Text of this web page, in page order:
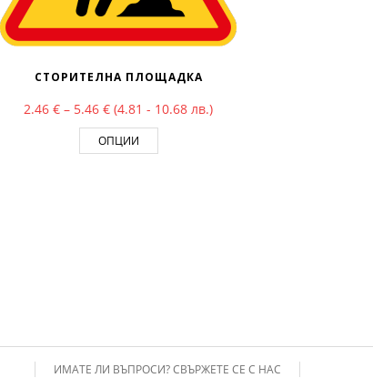
СТОРИТЕЛНА ПЛОЩАДКА
2.46 € – 5.46 €Price range: 2.46 € through 5.46 €
(4.81 - 10.68 лв.)
ОПЦИИ
ИМАТЕ ЛИ ВЪПРОСИ? СВЪРЖЕТЕ СЕ С НАС